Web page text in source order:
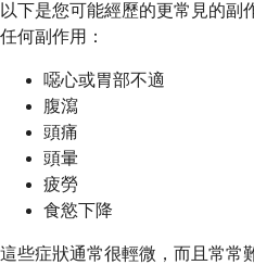
以下是您可能經歷的更常見的副
任何副作用：
噁心或胃部不適
腹瀉
頭痛
頭暈
疲勞
食慾下降
這些症狀通常很輕微，而且常常